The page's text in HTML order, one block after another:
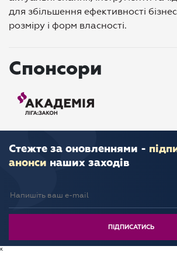
для збільшення ефективності
розміру і форм власності.
Спонсори
Стежте за оновленнями -
анонси наших заходів
к